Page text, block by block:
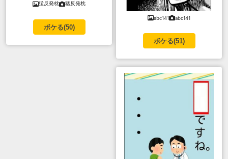
猛反発枕 猛反発枕
ボケる(50)
abc141 abc141
ボケる(51)